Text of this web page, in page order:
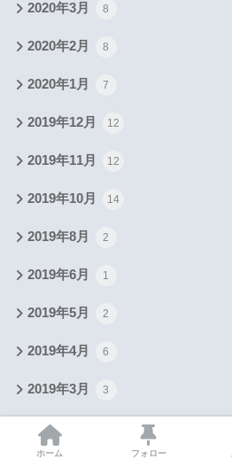
2020年3月 8
2020年2月 8
2020年1月 7
2019年12月 12
2019年11月 12
2019年10月 14
2019年8月 2
2019年6月 1
2019年5月 2
2019年4月 6
2019年3月 3
2019年1月
ホーム フォロー